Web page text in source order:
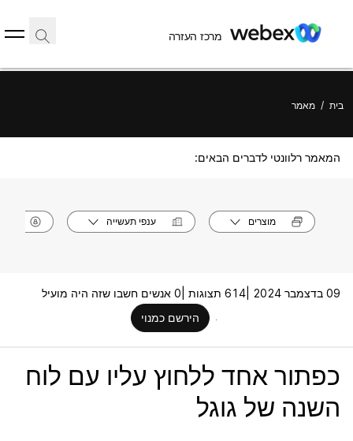
מרכז העזרה
בית / מאמר
המאמר רלוונטי לדברים הבאים:
מוצרים ענפי תעשייה
09 בדצמבר 2024 | 614 תצוגות |
0 אנשים חשבו שזה היה מועיל
הירשם כמנוי
כפתור אחד ללחוץ עליו עם לוח
השנה של גוגל